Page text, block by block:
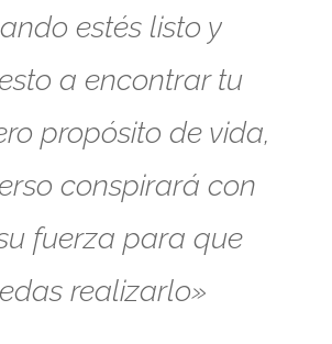
estés listo y
a encontrar tu
propósito de vida,
conspirará con
fuerza para que
realizarlo»